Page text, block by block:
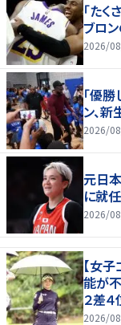
「た
ブロ
2026/
「優
ン、
2026/
元日
に就
2026/
【女
能が
２差
2026/